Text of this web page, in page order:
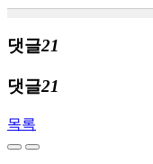
댓글21
댓글21
목록